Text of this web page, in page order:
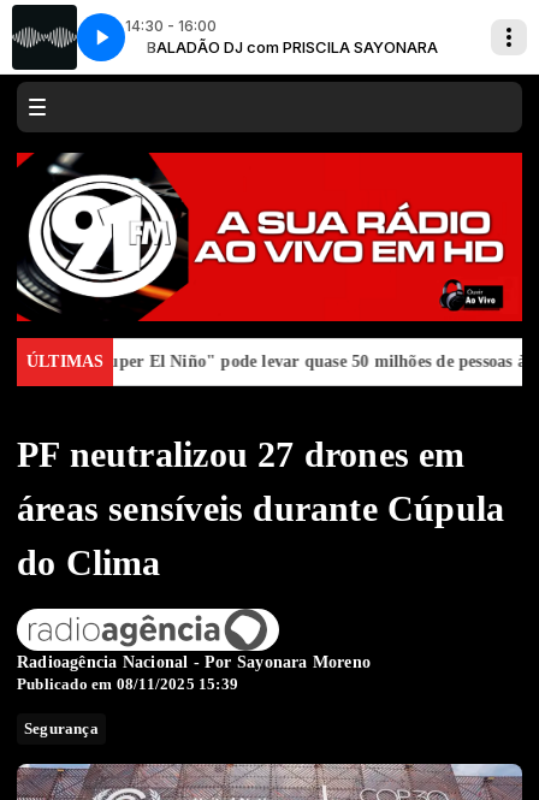
14:30 - 16:00
BALADÃO DJ com PRISCILA SAYONARA
Arctic Monkeys - I Wanna Be Yours
ÚLTIMAS
“Super El Niño" pode levar quase 50 milhões de pessoas à fome
PF neutralizou 27 drones em
áreas sensíveis durante Cúpula
do Clima
Radioagência Nacional - Por Sayonara Moreno
Publicado em 08/11/2025 15:39
Segurança